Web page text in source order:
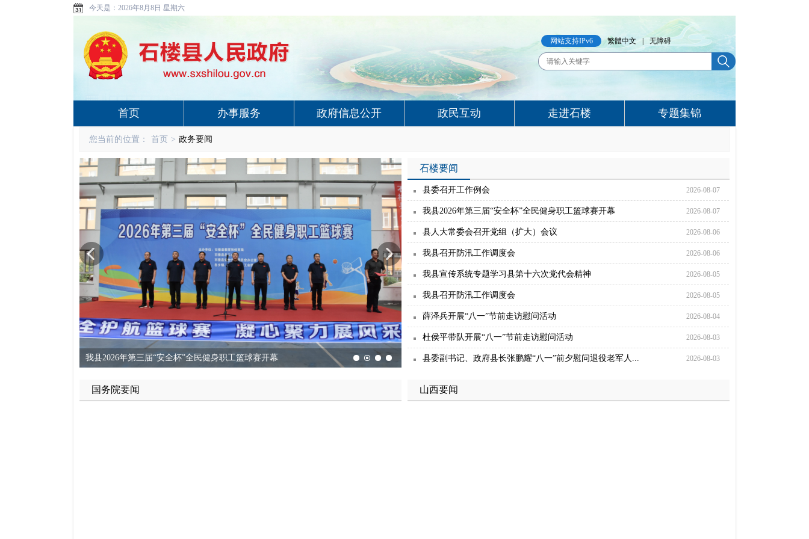
今天是： 2026年8月8日 星期六
网站支持IPv6 繁體中文 无障碍
首页 办事服务 政府信息公开 政民互动 走进石楼 专题集锦
您当前的位置： 首页 > 政务要闻
我县2026年第三届“安全杯”全民健身职工篮球赛开幕
石楼要闻
县委召开工作例会 2026-08-07
我县2026年第三届“安全杯”全民健身职工篮球赛开幕 2026-08-07
县人大常委会召开党组（扩大）会议 2026-08-06
我县召开防汛工作调度会 2026-08-06
我县宣传系统专题学习县第十六次党代会精神 2026-08-05
我县召开防汛工作调度会 2026-08-05
薛泽兵开展“八一”节前走访慰问活动 2026-08-04
杜侯平带队开展“八一”节前走访慰问活动 2026-08-03
县委副书记、政府县长张鹏耀“八一”前夕慰问退役老军人... 2026-08-03
国务院要闻 山西要闻